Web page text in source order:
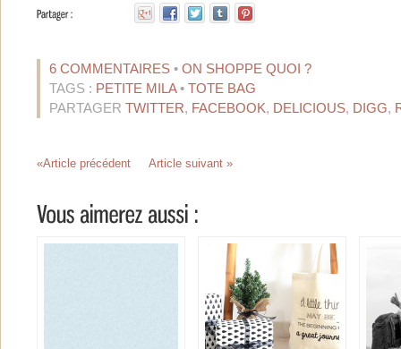
6 COMMENTAIRES • ON SHOPPE QUOI ?
TAGS : PETITE MILA• TOTE BAG
PARTAGER TWITTER, FACEBOOK, DELICIOUS, DIGG,
«Article précédent Article suivant »